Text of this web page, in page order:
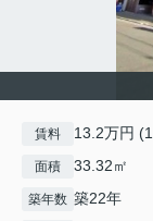
賃料 13.2万円
面積 33.32㎡
築年数 築22年